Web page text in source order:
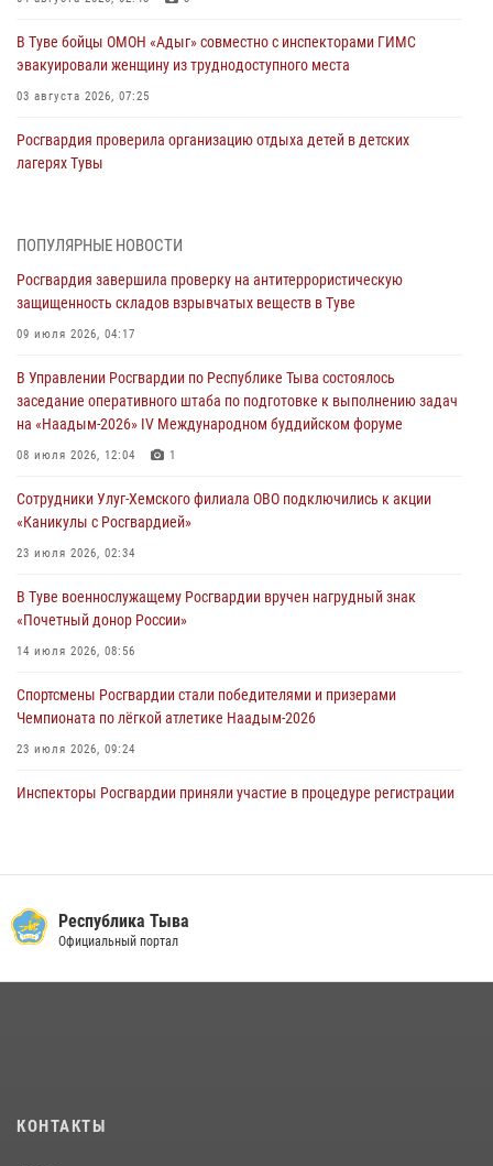
В Туве бойцы ОМОН «Адыг» совместно с инспекторами ГИМС
эвакуировали женщину из труднодоступного места
03 августа 2026, 07:25
Росгвардия проверила организацию отдыха детей в детских
лагерях Тувы
Сотрудники вневедомственной охраны приняли участие в акции
29 июля 2026, 09:41
26 сигналов «Тревога» с автотранспортов отработали экипажи
29 июля 2026, 08:37
В Туве офицер Росгвардии подвела итоги юбилейного личного
забега
Росгвардеец стал бронзовым призером Чемпионата Тувы по
национальной игре - стрельбе из традиционного лука
ПОПУЛЯРНЫЕ НОВОСТИ
Росгвардия завершила проверку на антитеррористическую
защищенность складов взрывчатых веществ в Туве
09 июля 2026, 04:17
В Управлении Росгвардии по Республике Тыва состоялось
заседание оперативного штаба по подготовке к выполнению задач
на «Наадым-2026» IV Международном буддийском форуме
08 июля 2026, 12:04 1
Сотрудники Улуг-Хемского филиала ОВО подключились к акции
«Каникулы с Росгвардией»
23 июля 2026, 02:34
В Туве военнослужащему Росгвардии вручен нагрудный знак
«Почетный донор России»
14 июля 2026, 08:56
Спортсмены Росгвардии стали победителями и призерами
Чемпионата по лёгкой атлетике Наадым-2026
23 июля 2026, 09:24
Инспекторы Росгвардии приняли участие в процедуре регистрации
Инспектор ЦЛРР Росгвардии в прямом эфире разъяснил
телезрителям особенности использования тувинского
Росгвардия совместно ГИМС МЧС Тувы провела профилактические
Республика Тыва
Официальный портал
КОНТАКТЫ